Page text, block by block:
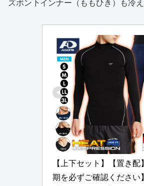
ズボン下インナー（ももひき）も冷
【上下セット】【置き配
期を必ずご確認ください